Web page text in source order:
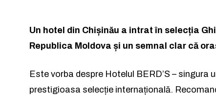
Rămâi
Rămâi
Un hotel din Chișinău a intrat în selecția
Republica Moldova și un semnal clar că
Este vorba despre Hotelul BERD’S – singura
prestigioasa selecție internațională.